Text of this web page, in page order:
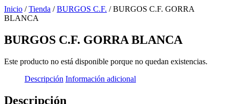
Inicio /Tienda /BURGOS C.F. / BURGOS C.F. GORRA
BLANCA
BURGOS C.F. GORRA BLANCA
Este producto no está disponible porque no quedan existencias.
Descripción Información adicional
Descripción